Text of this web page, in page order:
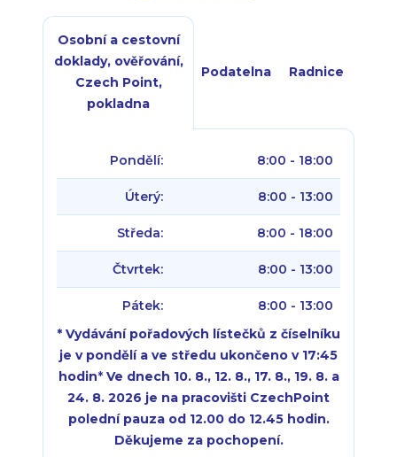
Osobní a cestovní
doklady, ověřování,
Czech Point,
pokladna
Podatelna Radnice
Pondělí: 8:00 - 18:00
Úterý: 8:00 - 13:00
Středa: 8:00 - 18:00
Čtvrtek: 8:00 - 13:00
Pátek:
8:00 - 13:00
* Vydávání pořadových lístečků z číselníku
je v pondělí a ve středu ukončeno v 17:45
hodin* Ve dnech 10. 8., 12. 8., 17. 8., 19. 8. a
24. 8. 2026 je na pracovišti CzechPoint
polední pauza od 12.00 do 12.45 hodin.
Děkujeme za pochopení.